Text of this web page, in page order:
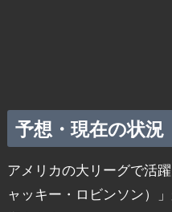
予想・現在の状況
アメリカの大リーグで活
ャッキー・ロビンソン）